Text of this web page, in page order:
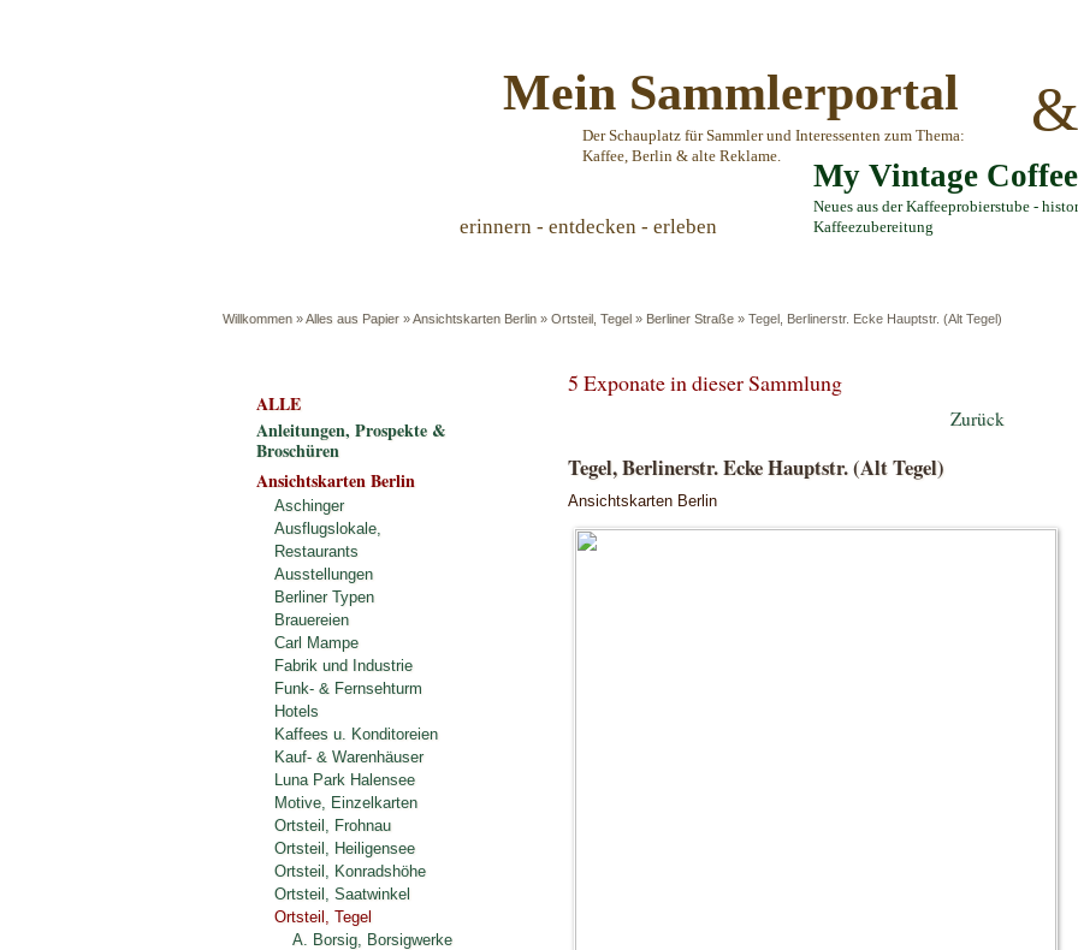
Mein Sammlerportal
Der Schauplatz für Sammler und Interessenten zum Thema:
Kaffee, Berlin & alte Reklame.
&
My Vintage
Neues aus der Kaffeeprobierstube -
Kaffeezubereitung
erinnern - entdecken - erleben
Willkommen »Alles aus Papier »Ansichtskarten Berlin » Ortsteil, Tegel » Berliner Straße » Tegel, Berlinerstr. Ecke Hauptstr. (Alt Tegel)
5 Exponate in dieser Sammlung
Zurück
Tegel, Berlinerstr. Ecke Hauptstr. (Alt Tegel)
Ansichtskarten Berlin
ALLE
Anleitungen, Prospekte &
Broschüren
Ansichtskarten Berlin
Aschinger
Ausflugslokale,
Restaurants
Ausstellungen
Berliner Typen
Brauereien
Carl Mampe
Fabrik und Industrie
Funk- & Fernsehturm
Hotels
Kaffees u. Konditoreien
Kauf- & Warenhäuser
Luna Park Halensee
Motive, Einzelkarten
Ortsteil, Frohnau
Ortsteil, Heiligensee
Ortsteil, Konradshöhe
Ortsteil, Saatwinkel
Ortsteil, Tegel
A. Borsig, Borsigwerke